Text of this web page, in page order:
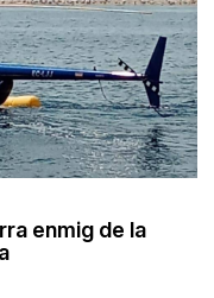
enmig de la